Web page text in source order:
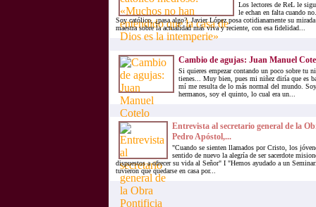
Los lectores de ReL le
le echan en falta cuando
Soy católico, ¿pasa algo?, Javier López posa cotidianamente su
maestra sobre la actualidad más viva y reciente, con esa fidelidad...
Cambio de agujas: Juan Manuel
Si quieres empezar contando un poco sobre tu
tienes... Muy bien, pues mi niñez diría que es
mí me resulta de lo más normal del mundo.
hermanos, soy el quinto, lo cual era un...
Entrevista al secretario general de la
Pedro Apóstol,...
"Cuando se sienten llamados por Cristo, los
sentido de nuevo la alegría de ser sacerdote
dispuestos a ofrecer su vida al Señor" I "Hemos ayudado a un
tuvieron que quedarse en casa por...